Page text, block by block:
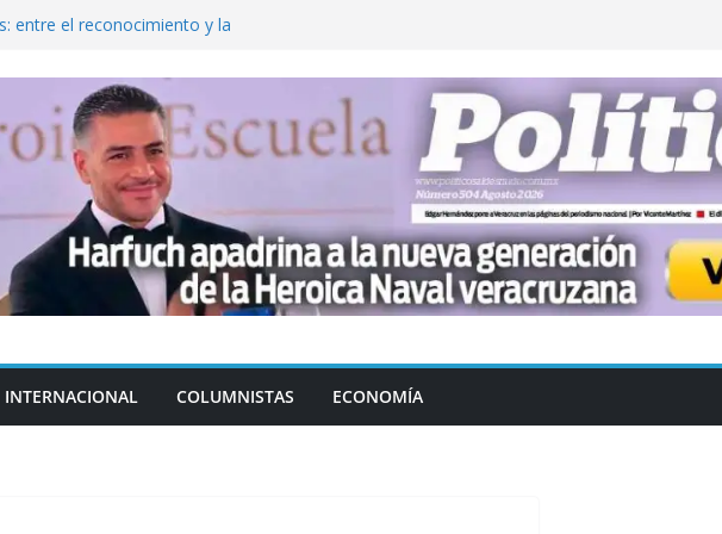
entre el reconocimiento y la
Unidos
a escuelas para dejar el esquema
política en casos de desafuero
Ciudadano
punzante a cuatro hombres
INTERNACIONAL COLUMNISTAS ECONOMÍA